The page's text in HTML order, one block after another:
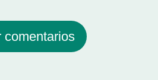
comentarios